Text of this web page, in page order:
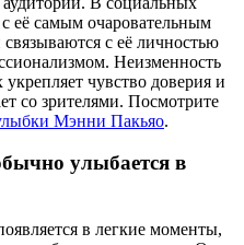
её самым очаровательным
с её личностью
Неизменность
чувство доверия и
со зрителями. Посмотрите
Мэнни Пакьяо.
улыбается в
в легкие моменты,